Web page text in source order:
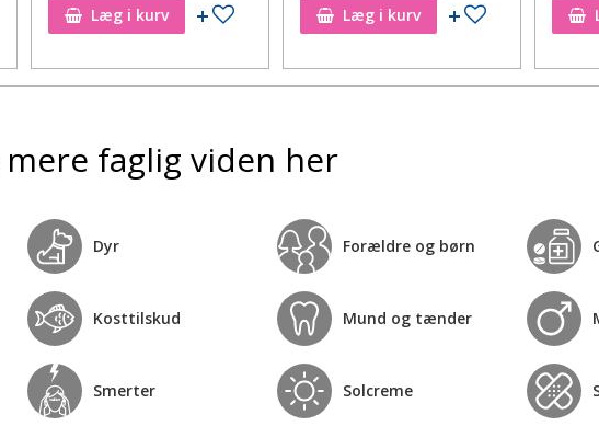
til ønskeseddelLæg i kurv Tilføj til ønskeseddelLæg i kurv Tilføj til
mere faglig viden her
Dyr Forældre og børn
Kosttilskud Mund og tænder
Smerter Solcreme